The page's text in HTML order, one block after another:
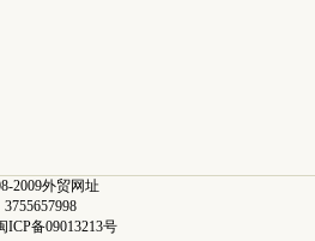
2009外贸网址
ICP备09013213号